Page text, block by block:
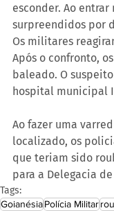
esconder. Ao
surpreendidos por
Os militares
Após o confronto,
baleado. O
hospital municipal
Ao fazer uma
localizado, os
que teriam sido
para a Delegacia
Tags:
GoianésiaPolícia Militar